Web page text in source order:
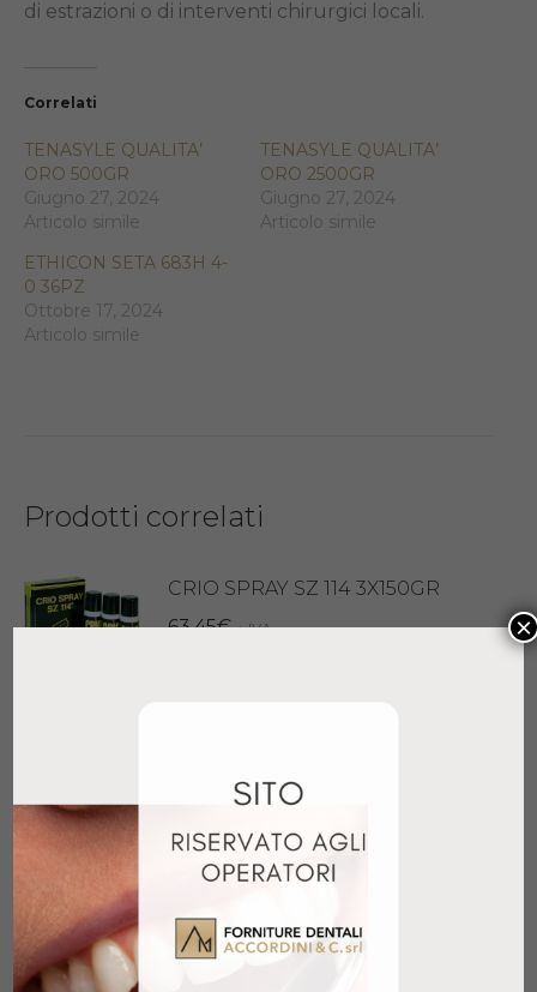
di estrazioni o di interventi chirurgici locali.
Correlati
TENASYLE QUALITA’
ORO 500GR
Giugno 27, 2024
Articolo simile
TENASYLE QUALITA’
ORO 2500GR
Giugno 27, 2024
Articolo simile
ETHICON SETA 683H 4-
0 36PZ
Ottobre 17, 2024
Articolo simile
Prodotti correlati
CRIO SPRAY SZ 114 3X150GR
63,45€ + IVA
€ + IVA
Aggiungi al carrello
TUBULICLEAN 250ML
26,95 €
×